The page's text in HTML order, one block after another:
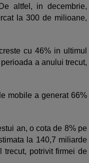
altfel, in decembrie,
la 300 de milioane,
cu 46% in ultimul
a anului trecut,
mobile a generat 66%
an, o cota de 8% pe
la 140,7 miliarde
potrivit firmei de